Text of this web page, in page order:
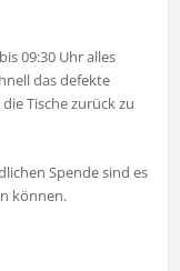
09:30 Uhr alles
das defekte
Tische zurück zu
Spende sind es
können.